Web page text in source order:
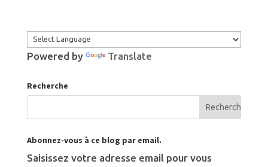
Powered by Translate
Recherche
Abonnez-vous à ce blog par email.
Saisissez votre adresse email pour vous